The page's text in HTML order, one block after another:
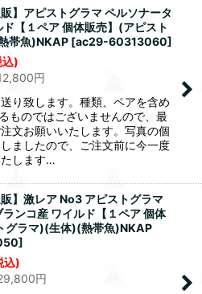
販】アピストグラマ ペルソナータ
【１ペア 個体販売】(アピスト
帯魚)NKAP [ac29-60313060]
込)
円
り致します。種類、ペアを含め
ものではございませんので、最
文お願いいたします。写真の個
ましたので、ご注文前に今一度
します…
販】激レア No3 アピストグラマ
ンコ産 ワイルド【１ペア 個体
グラマ)(生体)(熱帯魚)NKAP
]
込)
円